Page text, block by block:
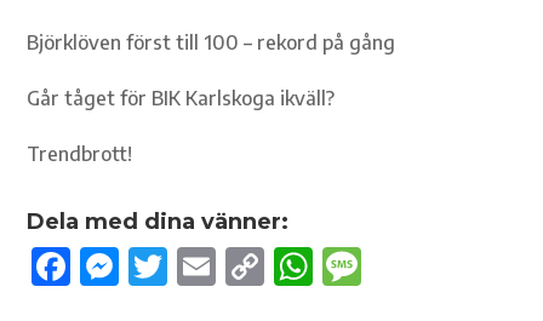
Björklöven först till 100 – rekord på gång
Går tåget för BIK Karlskoga ikväll?
Trendbrott!
Dela med dina vänner:
F
M T
E
C
W